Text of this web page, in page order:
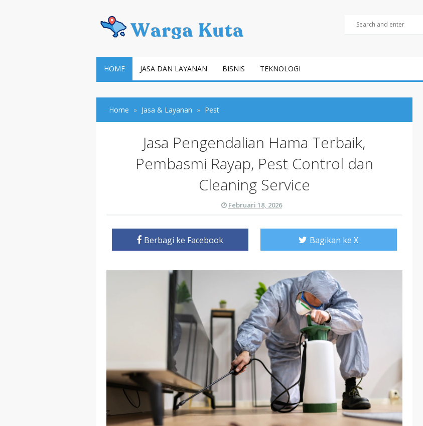
HOME JASA DAN LAYANAN BISNIS TEKNOLOGI
Home Jasa & Layanan Pest
Jasa Pengendalian Hama Terbaik,
Pembasmi Rayap, Pest Control dan
Cleaning Service
Februari 18, 2026
Berbagi ke Facebook Bagikan ke X